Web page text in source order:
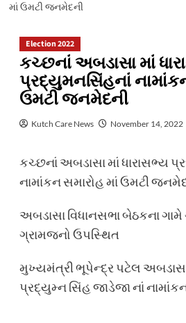
માં ઉમટી જનમેદની
Election 2022
કચ્છનાં અબડાસા માં
પ્રદ્યુમનસિંહનાં
ઉમટી જનમેદની
Kutch Care News November 14, 2022
કચ્છનાં અબડાસા માં ધારાસભ્ય
નામાંકન સમારોહ માં ઉમટી
અબડાસા વિધાનસભા બેઠકના ગામે
ગ્રામજનો ઉપસ્થિત
મુખ્યમંત્રી ભૂપેન્દ્ર પટેલ
પ્રદ્યુમ્ન સિંહ જાડેજા નાં